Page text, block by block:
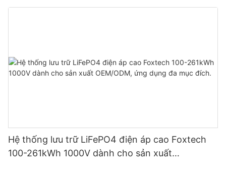
thống năng lượng mặt trời gia đình
Hệ thống lưu trữ LiFePO4 điện áp cao Foxtech
100-261kWh 1000V dành cho sản xuất